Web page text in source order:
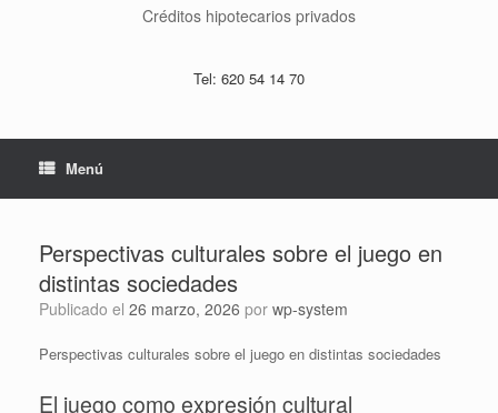
Créditos hipotecarios privados
Tel: 620 54 14 70
Menú
Perspectivas culturales sobre el juego en
distintas sociedades
Publicado el 26 marzo, 2026 por wp-system
Perspectivas culturales sobre el juego en distintas sociedades
El juego como expresión cultural